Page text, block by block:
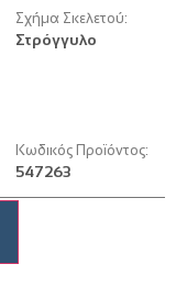
Σχήμα Σκελετού:
Στρόγγυλο
Κωδικός Προϊόντος:
547263